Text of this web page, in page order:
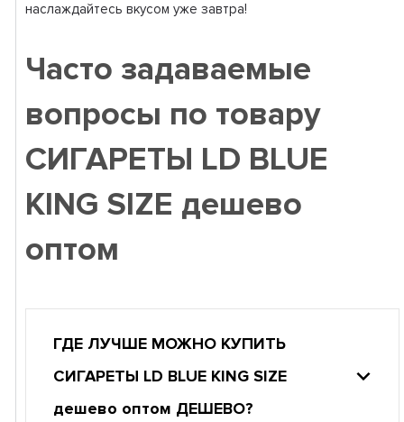
наслаждайтесь вкусом уже завтра!
Часто задаваемые
вопросы по товару
СИГАРЕТЫ LD BLUE
KING SIZE дешево
оптом
ГДЕ ЛУЧШЕ МОЖНО КУПИТЬ
СИГАРЕТЫ LD BLUE KING SIZE
дешево оптом ДЕШЕВО?